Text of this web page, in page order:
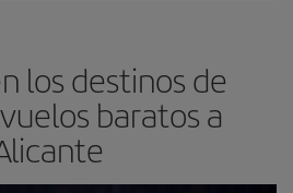
los destinos de
baratos a